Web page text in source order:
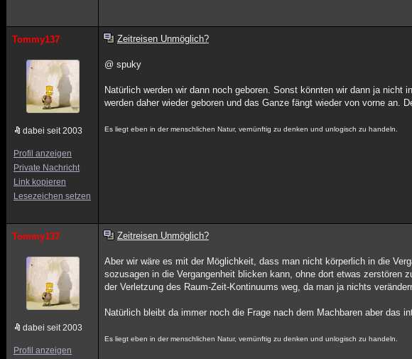
Tommy137
dabei seit 2003
Profil anzeigen
Private Nachricht
Link kopieren
Lesezeichen setzen
Zeitreisen Unmöglich?
@ spuky
Natürlich werden wir dann noch geboren. Sonst könnten wir dann ja
werden daher wieder geboren und das Ganze fängt wieder von vorne an.
Es liegt eben in der menschlichen Natur, vernünftig zu denken und unlogisch zu handeln.
Tommy137
dabei seit 2003
Profil anzeigen
Zeitreisen Unmöglich?
Aber wir wäre es mit der Möglichkeit, dass man nicht körperlich in die
sozusagen in die Vergangenheit blicken kann, ohne dort etwas zerstören
der Verletzung des Raum-Zeit-Kontinuums weg, da man ja nichts
Natürlich bleibt da immer noch die Frage nach dem Machbaren aber das
Es liegt eben in der menschlichen Natur, vernünftig zu denken und unlogisch zu handeln.